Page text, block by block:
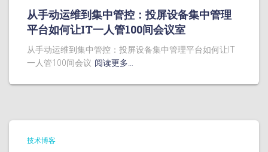
从手动运维到集中管控：投屏设备集中管理
平台如何让IT一人管100间会议室
从手动运维到集中管控：投屏设备集中管理平台如何让IT
一人管100间会议 阅读更多…
技术博客